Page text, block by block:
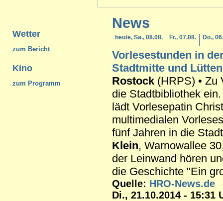
Wetter
zum Bericht
Kino
zum Programm
News
heute, Sa., 08.08. Fr., 07.08. Do.,
Vorlesestunden in
Stadtmitte und
Rostock (HRPS) • Zu
die Stadtbibliothek
lädt Vorlesepatin
multimedialen
fünf Jahren in die
Klein, Warnowallee
der Leinwand hören
die Geschichte "Ein
Quelle: HRO-News.de
Di., 21.10.2014 - 15:31